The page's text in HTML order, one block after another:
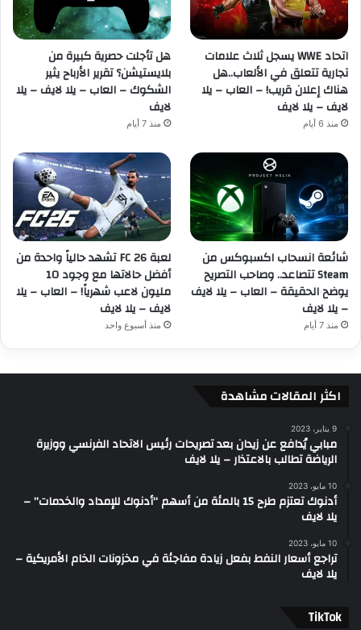
اتحاد WWE يسجل ثلاث علامات
تجارية تتعلق في الألعاب..هل
هناك إعلان قريب! – العاب – يلا
لايف – يلا لايف
منذ 6 أيام
هل تأجلت حصرية كبيرة من
بلايستيشن؟ تقرير الأرباح يثير
الشكوك – العاب – يلا لايف – يلا
لايف
منذ 7 أيام
شائعة انسحاب اكسبوكس من
Steam تتصاعد.. وصاحب التصريح
يوضح الحقيقة – العاب – يلا لايف
– يلا لايف
منذ 7 أيام
لعبة FC 26 تشهد حالياً واحدة من
أفضل حالاتها مع وجود 10
مليون لاعب شهرياً! – العاب – يلا
لايف – يلا لايف
منذ أسبوع واحد
اكثر المقالات مشاهدة
9 يناير، 2023
مبابي يُدافع عن زيدان بعد تصريحات رئيس الاتحاد الفرنسي ووزيرة
الرياضة تطالب بالاعتذار – يلا لايف
10 مايو، 2023
أدنوك تعتزم طرح 15 بالمئة من أسهم “أدنوك للإمداد والخدمات” –
يلا لايف
10 مايو، 2023
تراجع أسعار النفط بفعل زيادة مفاجئة في مخزونات الخام الأمريكية –
يلا لايف
‫TikTok